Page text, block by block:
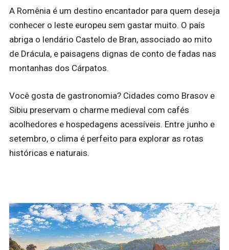
A Romênia é um destino encantador para quem deseja
conhecer o leste europeu sem gastar muito. O país
abriga o lendário Castelo de Bran, associado ao mito
de Drácula, e paisagens dignas de conto de fadas nas
montanhas dos Cárpatos.
Você gosta de gastronomia? Cidades como Brasov e
Sibiu preservam o charme medieval com cafés
acolhedores e hospedagens acessíveis. Entre junho e
setembro, o clima é perfeito para explorar as rotas
históricas e naturais.